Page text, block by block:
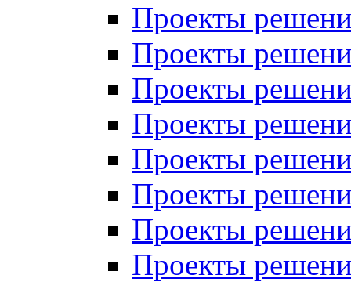
Проекты
Проекты
Проекты
Проекты
Проекты
Проекты
Проекты
Проекты